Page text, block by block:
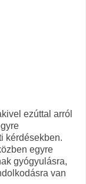
ezúttal arról
kérdésekben.
egyre
gyógyulásra,
van